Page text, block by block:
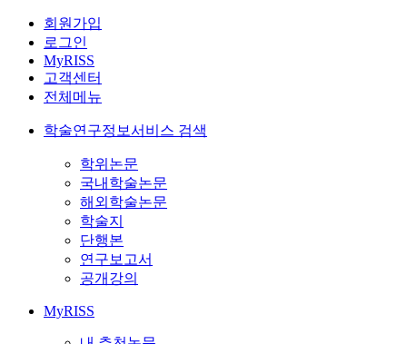
회원가입
로그인
MyRISS
고객센터
전체메뉴
학술연구정보서비스 검색
학위논문
국내학술논문
해외학술논문
학술지
단행본
연구보고서
공개강의
MyRISS